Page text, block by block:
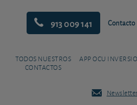
913 009 141 Contacto
TODOS NUESTROS
CONTACTOS
APP OCU
Newsletter